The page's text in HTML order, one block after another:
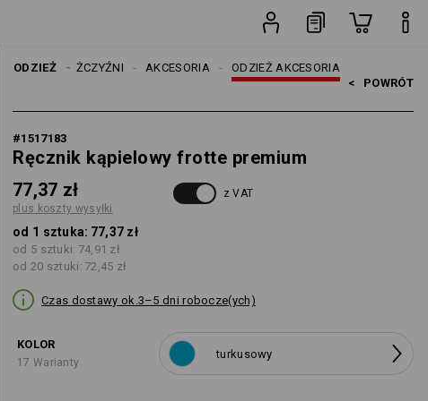
ODZIEŻ ODZIEŻ AKCESORIA
AKCESORIA
MĘŻCZYŹNI
< POWRÓT
#1517183
Ręcznik kąpielowy frotte premium
77,37 zł
plus koszty wysyłki
z VAT
od 1 sztuka: 77,37 zł
od 5 sztuki: 74,91 zł
od 20 sztuki: 72,45 zł
Czas dostawy ok.3–5 dni robocze(ych)
KOLOR
17 Warianty
turkusowy